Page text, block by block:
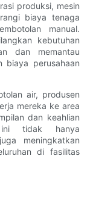
produksi, mesin
biaya tenaga
manual.
kebutuhan
dan memantau
biaya perusahaan
air, produsen
mereka ke area
dan keahlian
tidak hanya
meningkatkan
di fasilitas